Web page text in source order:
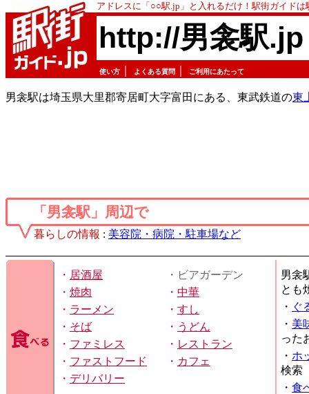
アドレスに「○○駅.jp」と入れるだけ！駅街ガイド
http://男衾駅.jp
使い方 よくある質問 ご利用にあたって
男衾駅は埼玉県大里郡寄居町大字富田にある、東武鉄道の東
「男衾駅」周辺で
暮らしの情報 : 美容院・病院・駐車場など
・ 居酒屋
・ビアガーデン
・ 焼肉 ・ 中華
・ ラーメン ・ すし
・ そば ・ うどん
・ ファミレス ・ レストラン
・ ファストフード ・ カフェ
・ デリバリー
男衾
とも
・ ぐ
・ 美
った
・ ホ
検索
・ 食